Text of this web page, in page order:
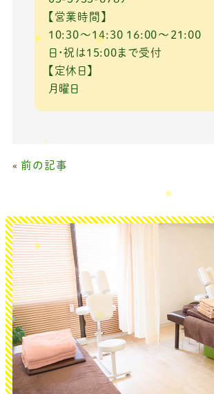
【営業時間】
10:30～14:30 16:00～21:00
日・祝は15:00まで受付
【定休日】
月曜日
« 前の記事